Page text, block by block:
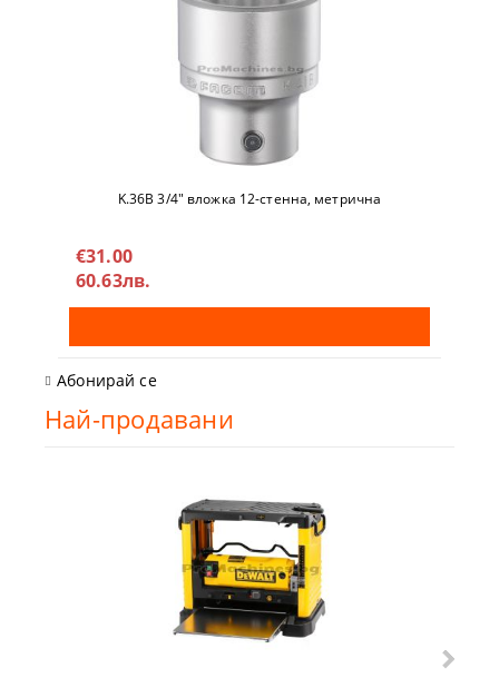
K.36B 3/4" вложкa 12-стeннa, метричнa
€31.00
60.63лв.
Абонирай се
Най-продавани